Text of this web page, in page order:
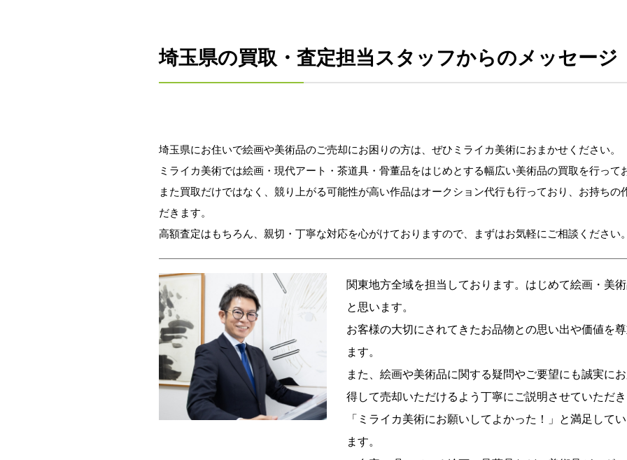
埼玉県の買取・査定担当スタッフからのメッセージ
埼玉県にお住いで絵画や美術品のご売却にお困りの方は、ぜひミライカ美術におまかせください。
ミライカ美術では絵画・現代アート・茶道具・骨董品をはじめとする幅広い美術品の買取を行って
また買取だけではなく、競り上がる可能性が高い作品はオークション代行も行っており、お持ち
だきます。
高額査定はもちろん、親切・丁寧な対応を心がけておりますので、まずはお気軽にご相談ください
関東地方全域を担当しております。はじめて絵画・美
と思います。
お客様の大切にされてきたお品物との思い出や価値を
ます。
また、絵画や美術品に関する疑問やご要望にも誠実に
得して売却いただけるよう丁寧にご説明させていただ
「ミライカ美術にお願いしてよかった！」と満足して
ます。